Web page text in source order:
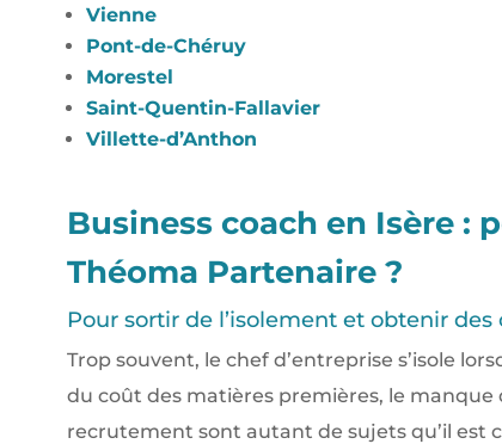
Vienne
Pont-de-Chéruy
Morestel
Saint-Quentin-Fallavier
Villette-d’Anthon
Business coach en Isère :
Théoma Partenaire ?
Pour sortir de l’isolement et obtenir des
Trop souvent, le chef d’entreprise s’isole
du coût des matières premières, le
recrutement sont autant de sujets qu’il est